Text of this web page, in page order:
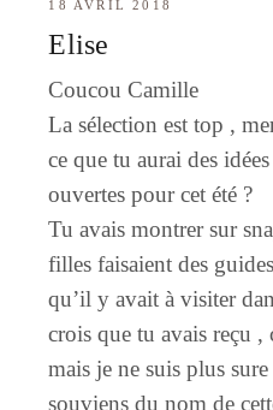
18 AVRIL 2018
Elise
Coucou Camille
La sélection est top ,
ce que tu aurai des
ouvertes pour cet été ?
Tu avais montrer sur
filles faisaient des
qu’il y avait à visiter
crois que tu avais reçu ,
mais je ne suis plus
souviens du nom de